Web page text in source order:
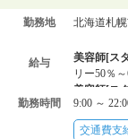
勤務地 北海道札
給与 美容師[ス
リー50％
美容師[ス
勤務時間
9:00 ～
交通費支